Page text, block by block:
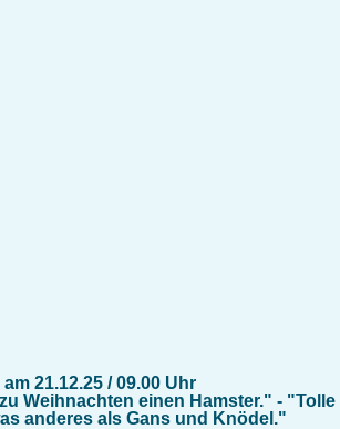
21.12.25 / 09.00 Uhr
Weihnachten einen Hamster." - "Tolle
anderes als Gans und Knödel."